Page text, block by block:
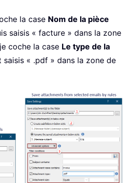
la case Nom de la pièce
saisis « facture » dans la zone
coche la case Le type de la
saisis « .pdf » dans la zone de